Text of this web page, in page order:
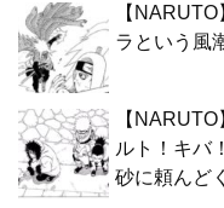
【
ラという風
【
ルト！キバ
砂に頼んど